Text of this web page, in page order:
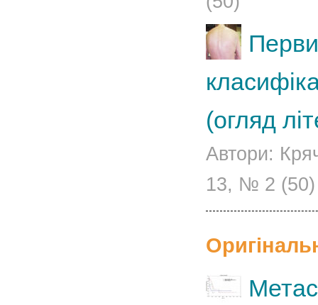
(огляд
Автори:
13, № 2 (50)